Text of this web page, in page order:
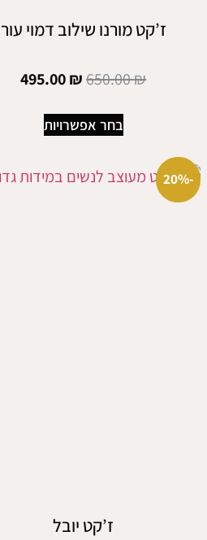
ז’קט מורנו שילוב דמוי עור
650.00₪
495.00₪
בחר אפשרויות
-20%
ז’קט יובל